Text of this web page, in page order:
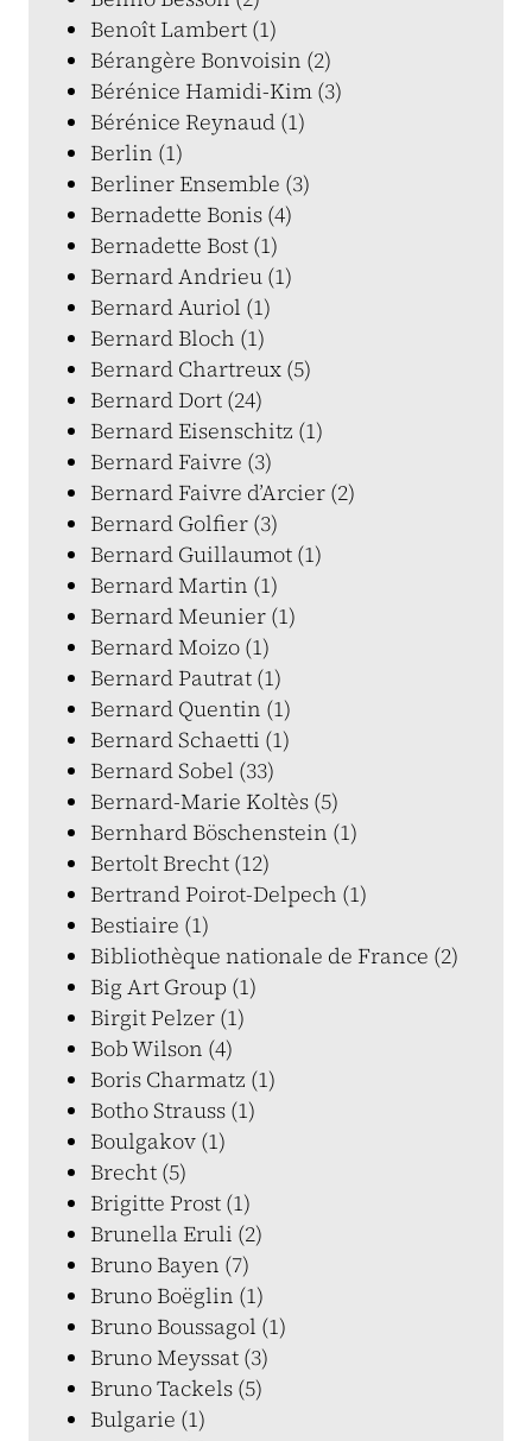
Benoît Lambert (1)
Bérangère Bonvoisin (2)
Bérénice Hamidi-Kim (3)
Bérénice Reynaud (1)
Berlin (1)
Berliner Ensemble (3)
Bernadette Bonis (4)
Bernadette Bost (1)
Bernard Andrieu (1)
Bernard Auriol (1)
Bernard Bloch (1)
Bernard Chartreux (5)
Bernard Dort (24)
Bernard Eisenschitz (1)
Bernard Faivre (3)
Bernard Faivre d’Arcier (2)
Bernard Golfier (3)
Bernard Guillaumot (1)
Bernard Martin (1)
Bernard Meunier (1)
Bernard Moizo (1)
Bernard Pautrat (1)
Bernard Quentin (1)
Bernard Schaetti (1)
Bernard Sobel (33)
Bernard-Marie Koltès (5)
Bernhard Böschenstein (1)
Bertolt Brecht (12)
Bertrand Poirot-Delpech (1)
Bestiaire (1)
Bibliothèque nationale de France (2)
Big Art Group (1)
Birgit Pelzer (1)
Bob Wilson (4)
Boris Charmatz (1)
Botho Strauss (1)
Boulgakov (1)
Brecht (5)
Brigitte Prost (1)
Brunella Eruli (2)
Bruno Bayen (7)
Bruno Boëglin (1)
Bruno Boussagol (1)
Bruno Meyssat (3)
Bruno Tackels (5)
Bulgarie (1)